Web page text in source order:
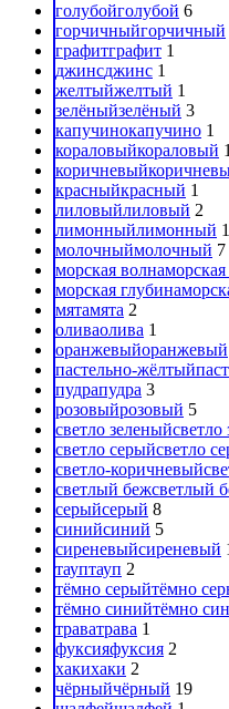
голубойголубой 6
горчичныйгорчичный
графитграфит 1
джинсджинс 1
желтыйжелтый 1
зелёныйзелёный 3
капучинокапучино 1
кораловыйкораловый 1
коричневый
красныйкрасный 1
лиловыйлиловый 2
лимонныйлимонный 1
молочныймолочный 7
морская волна
морская глубина
мятамята 2
оливаолива 1
оранжевыйоранжевый
пастельно-жёлтый
пудрапудра 3
розовыйрозовый 5
светло зеленыйсветло
светло серыйсветло
светло-коричневый
светлый бежсветлый
серыйсерый 8
синийсиний 5
сиреневыйсиреневый
тауптауп 2
тёмно серыйтёмно
тёмно синийтёмно
траватрава 1
фуксияфуксия 2
хакихаки 2
чёрныйчёрный 19